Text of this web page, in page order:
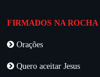
FIRMADOS NA ROCHA
Orações
Quero aceitar Jesus